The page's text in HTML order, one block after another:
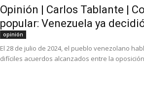
Opinión | Carlos Tablante |
popular: Venezuela ya
opinión
El 28 de julio de 2024, el pueblo venezolano
difíciles acuerdos alcanzados entre la